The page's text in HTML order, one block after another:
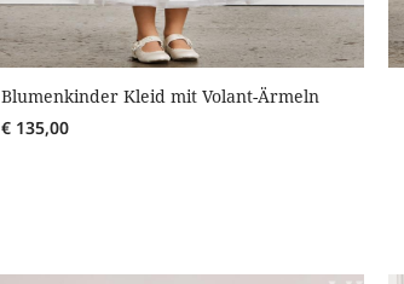
Blumenkinder Kleid mit Volant-Ärmeln
€ 135,00